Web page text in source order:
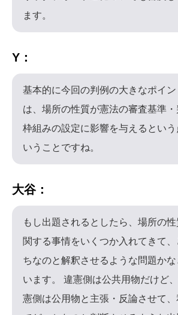
ます。
Y：
基本的に今回の判例の大きなポイン
は、場所の性質が憲法の審査基準
枠組みの設定に影響を与えるという
いうことですね。
大谷：
もし出題されるとしたら、場所の性
関する事情をいくつか入れてきて、
ちなのと解釈させるような問題かな
います。 違憲側は公共用物だけど
憲側は公用物と主張・反論させて、